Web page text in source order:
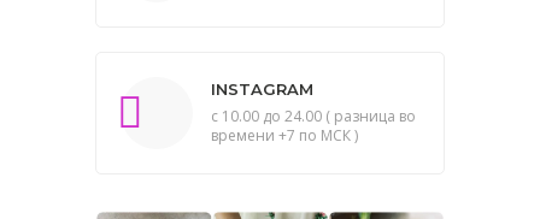
INSTAGRAM
с 10.00 до 24.00 ( разница во
времени +7 по МСК )